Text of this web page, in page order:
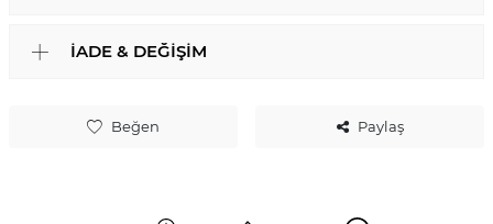
Beğen Paylaş
İADE & DEĞIŞIM